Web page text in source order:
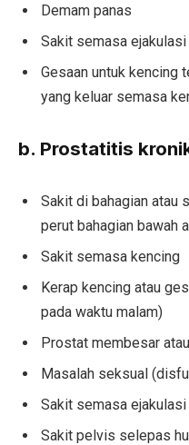
Demam panas
Sakit semasa ejakulasi
Gesaan untuk kencing
yang keluar semasa
b. Prostatitis
Sakit di bahagian atau
perut bahagian bawah
Sakit semasa kencing
Kerap kencing atau
pada waktu malam)
Prostat membesar
Masalah seksual
Sakit semasa ejakulasi
Sakit pelvis selepas